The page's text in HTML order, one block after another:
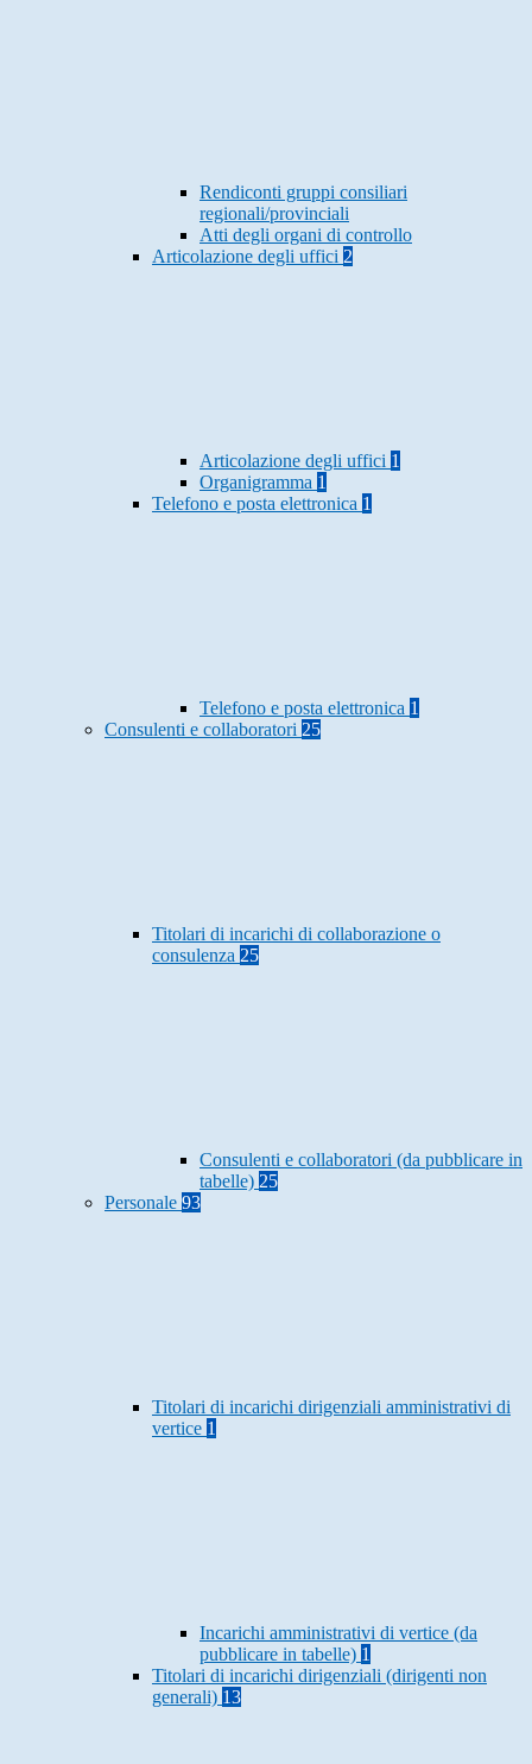
Rendiconti gruppi consiliari
regionali/provinciali
Atti degli organi di controllo
Articolazione degli uffici 2
Articolazione degli uffici 1
Organigramma 1
Telefono e posta elettronica 1
Telefono e posta elettronica 1
Consulenti e collaboratori 25
Titolari di incarichi di collaborazione o
consulenza 25
Consulenti e collaboratori (da pubblicare in
tabelle) 25
Personale 93
Titolari di incarichi dirigenziali amministrativi di
vertice 1
Incarichi amministrativi di vertice (da
pubblicare in tabelle) 1
Titolari di incarichi dirigenziali (dirigenti non
generali) 13